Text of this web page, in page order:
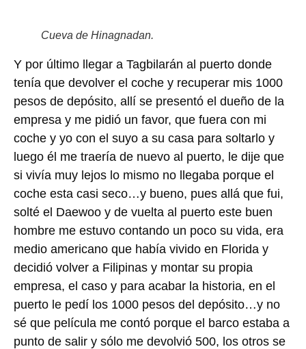
Cueva de Hinagnadan.
Y por último llegar a Tagbilarán al puerto donde
tenía que devolver el coche y recuperar mis 1000
pesos de depósito, allí se presentó el dueño de la
empresa y me pidió un favor, que fuera con mi
coche y yo con el suyo a su casa para soltarlo y
luego él me traería de nuevo al puerto, le dije que
si vivía muy lejos lo mismo no llegaba porque el
coche esta casi seco…y bueno, pues allá que fui,
solté el Daewoo y de vuelta al puerto este buen
hombre me estuvo contando un poco su vida, era
medio americano que había vivido en Florida y
decidió volver a Filipinas y montar su propia
empresa, el caso y para acabar la historia, en el
puerto le pedí los 1000 pesos del depósito…y no
sé que película me contó porque el barco estaba a
punto de salir y sólo me devolvió 500, los otros se